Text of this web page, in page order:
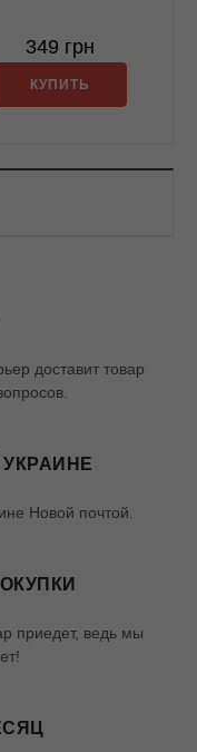
349 грн
КУПИТЬ
доставит товар
Новой почтой.
приедет, ведь мы